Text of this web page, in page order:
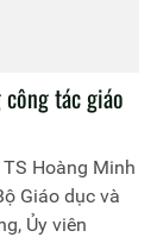
tác giáo
Hoàng Minh
Giáo dục và
Ủy viên